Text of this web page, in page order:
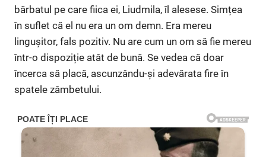
bărbatul pe care fiica ei, Liudmila, îl alesese. Simțea
în suflet că el nu era un om demn. Era mereu
lingușitor, fals pozitiv. Nu are cum un om să fie mereu
într-o dispoziție atât de bună. Se vedea că doar
încerca să placă, ascunzându-și adevărata fire în
spatele zâmbetului.